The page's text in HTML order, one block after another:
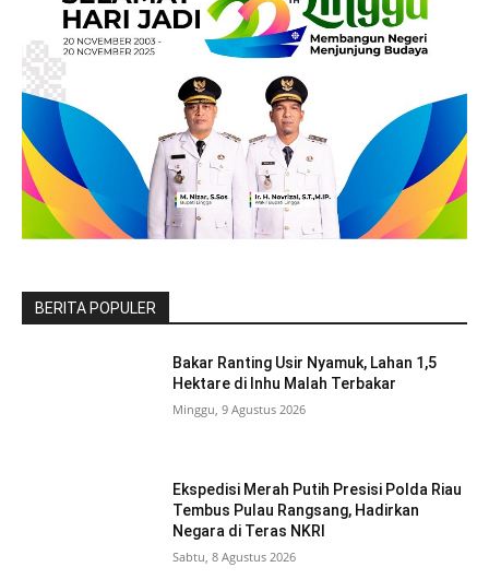
BERITA POPULER
Bakar Ranting Usir Nyamuk, Lahan 1,5
Hektare di Inhu Malah Terbakar
Minggu, 9 Agustus 2026
Ekspedisi Merah Putih Presisi Polda Riau
Tembus Pulau Rangsang, Hadirkan
Negara di Teras NKRI
Sabtu, 8 Agustus 2026